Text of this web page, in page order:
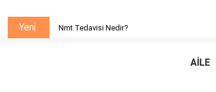
Yeni Nmt Tedavisi Nedir?
AİLE